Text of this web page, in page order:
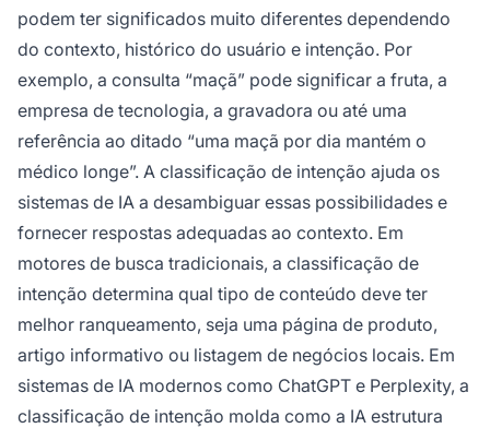
podem ter significados muito diferentes dependendo
do contexto, histórico do usuário e intenção. Por
exemplo, a consulta “maçã” pode significar a fruta, a
empresa de tecnologia, a gravadora ou até uma
referência ao ditado “uma maçã por dia mantém o
médico longe”. A classificação de intenção ajuda os
sistemas de IA a desambiguar essas possibilidades e
fornecer respostas adequadas ao contexto. Em
motores de busca tradicionais, a classificação de
intenção determina qual tipo de conteúdo deve ter
melhor ranqueamento, seja uma página de produto,
artigo informativo ou listagem de negócios locais. Em
sistemas de IA modernos como ChatGPT e Perplexity, a
classificação de intenção molda como a IA estrutura